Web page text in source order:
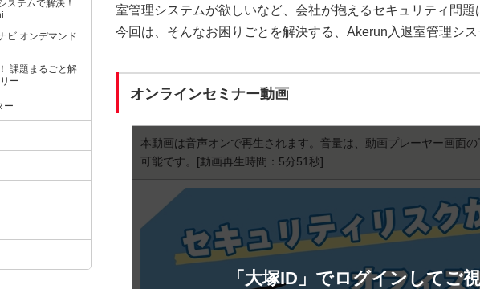
室管理システムが欲しいなど、会社が抱えるセキュリティ問
今回は、そんなお困りごとを解決する、Akerun入退室管理シ
オンラインセミナー動画
本動画は音声オンで再生されます。音量は、動画プレーヤー画面
可能です。 [動画再生時間：5分51秒]
「大塚ID」でログインしてご
ステムで解決！
ビ オンデマンド
課題まるごと解
ー
ー